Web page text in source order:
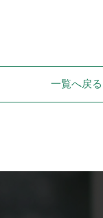
一覧へ戻る